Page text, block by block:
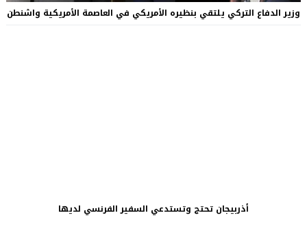
وزير الدفاع التركي يلتقي بنظيره الأمريكي في العاصمة الأمريكية واشنطن
أذربيجان تحتج وتستدعي السفير الفرنسي لديها